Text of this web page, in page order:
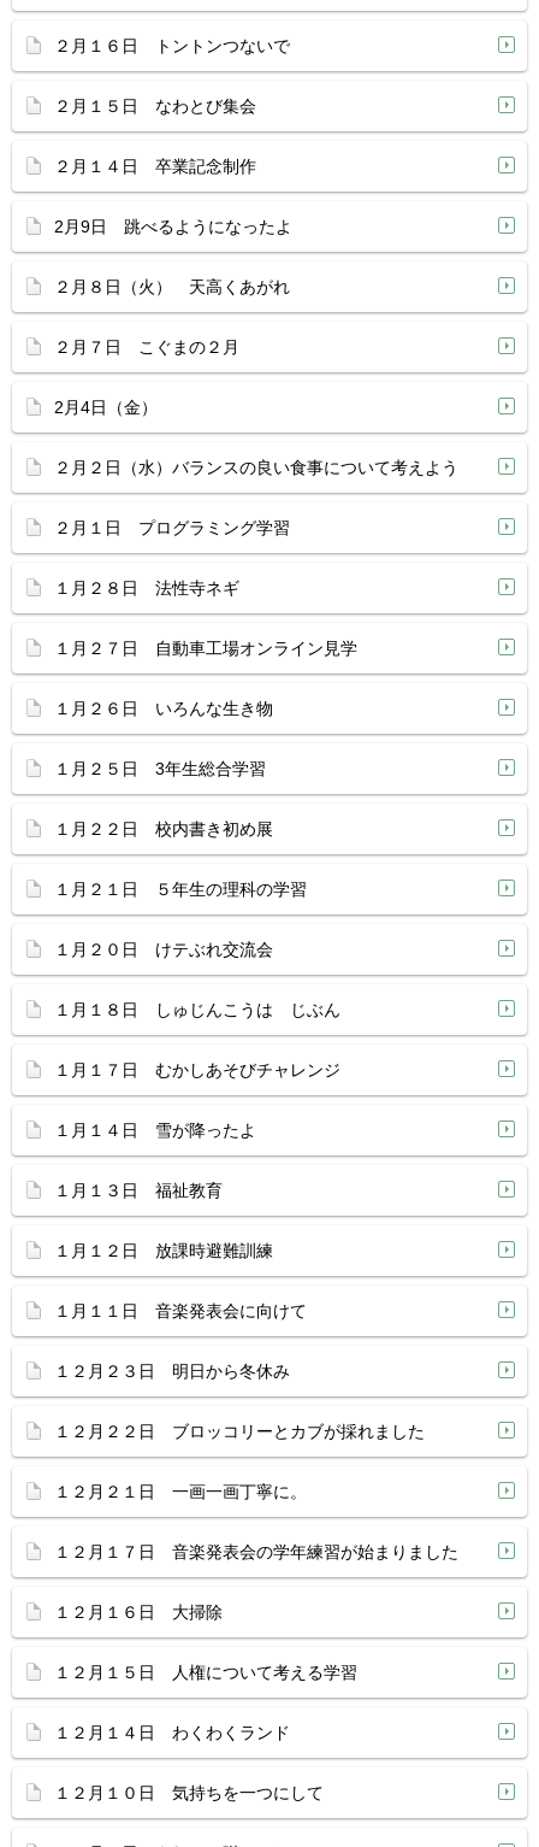
２月１６日 トントンつないで
２月１５日 なわとび集会
２月１４日 卒業記念制作
2月9日 跳べるようになったよ
２月８日（火） 天高くあがれ
２月７日 こぐまの２月
2月4日（金）
２月２日（水）バランスの良い食事について考えよう
２月１日 プログラミング学習
１月２８日 法性寺ネギ
１月２７日 自動車工場オンライン見学
１月２６日 いろんな生き物
１月２５日 3年生総合学習
１月２２日 校内書き初め展
１月２１日 ５年生の理科の学習
１月２０日 けテぶれ交流会
１月１８日 しゅじんこうは じぶん
１月１７日 むかしあそびチャレンジ
１月１４日 雪が降ったよ
１月１３日 福祉教育
１月１２日 放課時避難訓練
１月１１日 音楽発表会に向けて
１２月２３日 明日から冬休み
１２月２２日 ブロッコリーとカブが採れました
１２月２１日 一画一画丁寧に。
１２月１７日 音楽発表会の学年練習が始まりました
１２月１６日 大掃除
１２月１５日 人権について考える学習
１２月１４日 わくわくランド
１２月１０日 気持ちを一つにして